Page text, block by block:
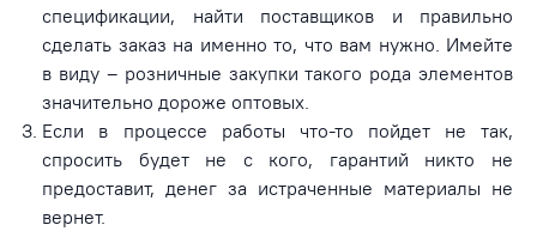
спецификации, найти поставщиков и правильно
сделать заказ на именно то, что вам нужно. Имейте
в виду – розничные закупки такого рода элементов
значительно дороже оптовых.
Если в процессе работы что-то пойдет не так,
спросить будет не с кого, гарантий никто не
предоставит, денег за истраченные материалы не
вернет.